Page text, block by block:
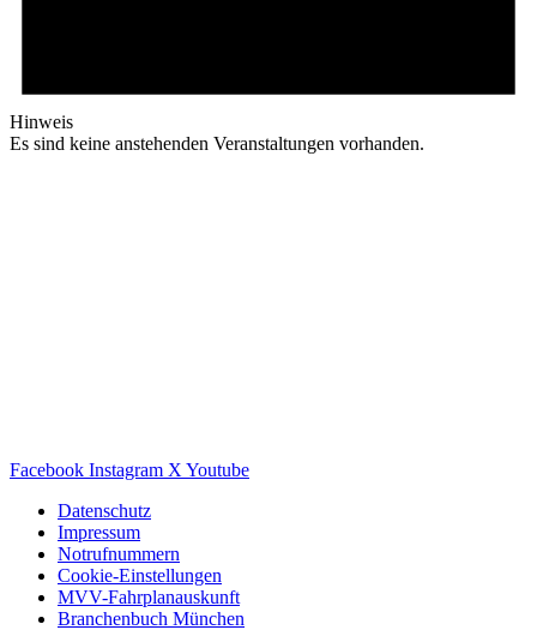
Hinweis
Es sind keine anstehenden Veranstaltungen vorhanden.
Facebook Instagram X Youtube
Datenschutz
Impressum
Notrufnummern
Cookie-Einstellungen
MVV-Fahrplanauskunft
Branchenbuch München